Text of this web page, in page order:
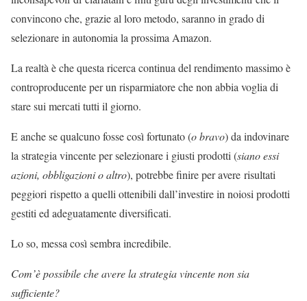
convincono che, grazie al loro metodo, saranno in grado di
selezionare in autonomia la prossima Amazon.
La realtà è che questa ricerca continua del rendimento massimo è
controproducente per un risparmiatore che non abbia voglia di
stare sui mercati tutti il giorno.
E anche se qualcuno fosse così fortunato (o bravo) da indovinare
la strategia vincente per selezionare i giusti prodotti (siano essi
azioni, obbligazioni o altro), potrebbe finire per avere risultati
peggiori rispetto a quelli ottenibili dall’investire in noiosi prodotti
gestiti ed adeguatamente diversificati.
Lo so, messa così sembra incredibile.
Com’è possibile che avere la strategia vincente non sia
sufficiente?